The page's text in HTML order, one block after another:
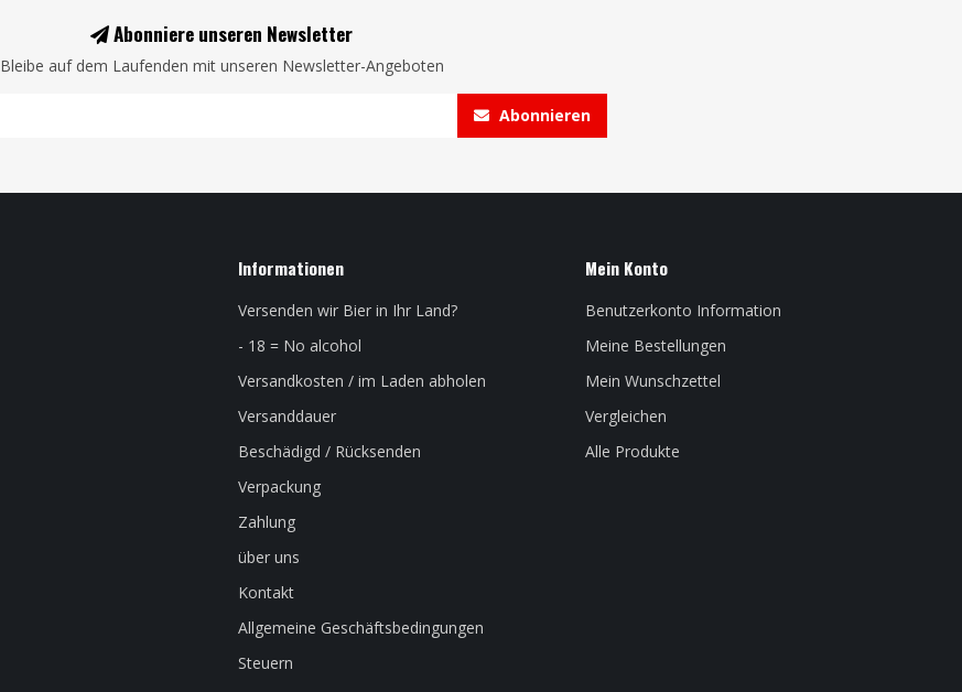
Abonniere unseren Newsletter
Bleibe auf dem Laufenden mit unseren Newsletter-Angeboten
Abonnieren
Informationen
Versenden wir Bier in Ihr Land?
- 18 = No alcohol
Versandkosten / im Laden abholen
Versanddauer
Beschädigd / Rücksenden
Verpackung
Zahlung
über uns
Kontakt
Allgemeine Geschäftsbedingungen
Steuern
Mein Konto
Benutzerkonto Information
Meine Bestellungen
Mein Wunschzettel
Vergleichen
Alle Produkte